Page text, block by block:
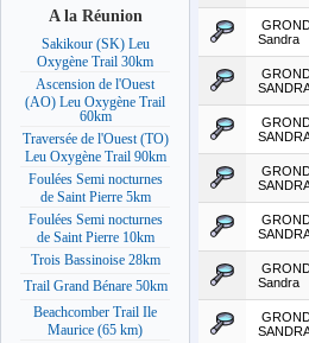
A la Réunion
Sakikour (SK) Leu
Oxygène Trail 30km
Ascension de l'Ouest
(AO) Leu Oxygène Trail
60km
Traversée de l'Ouest (TO)
Leu Oxygène Trail 90km
Foulées Semi nocturnes
de Saint Pierre 5km
Foulées Semi nocturnes
de Saint Pierre 10km
Trois Bassinoise 28km
Trail Grand Bénare 50km
Beachcomber Trail Ile
Maurice (65 km)
Sandra
Sandra